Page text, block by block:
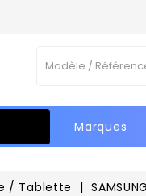
Marques
/ Tablette SAMSUNG